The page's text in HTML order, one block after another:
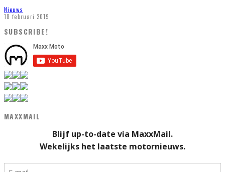
Nieuws
18 februari 2019
SUBSCRIBE!
MAXXMAIL